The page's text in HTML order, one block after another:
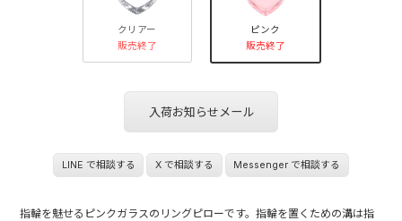
クリアー
販売終了
ピンク
販売終了
入荷お知らせメール
LINE で相談する X で相談する Messenger で相談する
指輪を魅せるピンクガラスのリングピローです。指輪を置くための溝は指